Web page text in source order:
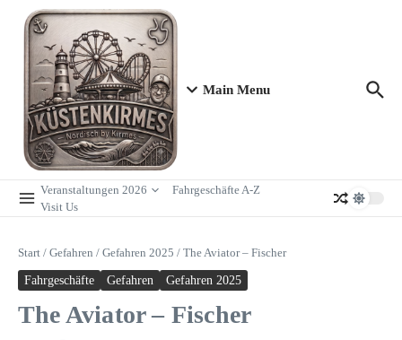
Zum Inhalt springen
Main Menu
Veranstaltungen 2026
Fahrgeschäfte A-Z
Visit Us
Start / Gefahren / Gefahren 2025 / The Aviator – Fischer
Fahrgeschäfte Gefahren Gefahren 2025
The Aviator – Fischer